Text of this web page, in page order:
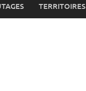
TERRITOIRES